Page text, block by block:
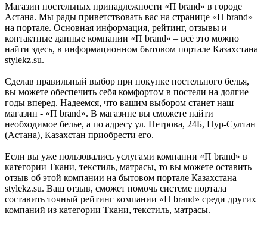
Магазин постельных принадлежности «П brand» в городе
Астана. Мы рады приветствовать вас на странице «П brand»
на портале. Основная информация, рейтинг, отзывы и
контактные данные компании «П brand» – всё это можно
найти здесь, в информационном бытовом портале Казахстана
stylekz.su.
Сделав правильный выбор при покупке постельного белья,
вы можете обеспечить себя комфортом в постели на долгие
годы вперед. Надеемся, что вашим выбором станет наш
магазин - «П brand». В магазине вы сможете найти
необходимое белье, а по адресу ул. Петрова, 24Б, Нур-Султан
(Астана), Казахстан приобрести его.
Если вы уже пользовались услугами компании «П brand» в
категории Ткани, текстиль, матрасы, то вы можете оставить
отзыв об этой компании на бытовом портале Казахстана
stylekz.su. Ваш отзыв, сможет помочь системе портала
составить точный рейтинг компании «П brand» среди других
компаний из категории Ткани, текстиль, матрасы.